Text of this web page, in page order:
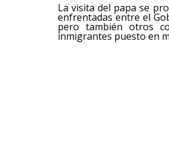
La visita del papa se
enfrentadas entre el
pero también otros
inmigrantes puesto en